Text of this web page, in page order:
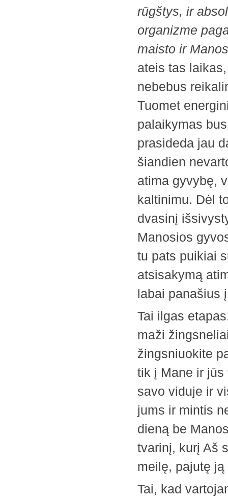
rūgštys, ir
organizme
maisto ir
ateis tas
nebebus
Tuomet
palaikymas
prasideda jau
šiandien
atima gyvybę,
kaltinimu. Dėl
dvasinį
Manosios
tu pats puikiai
atsisakymą
labai panašius
Tai ilgas
maži
žingsniuokite
tik į Mane ir
savo viduje ir
jums ir mintis
dieną be
tvarinį, kurį Aš
meilę, pajutę
Tai, kad